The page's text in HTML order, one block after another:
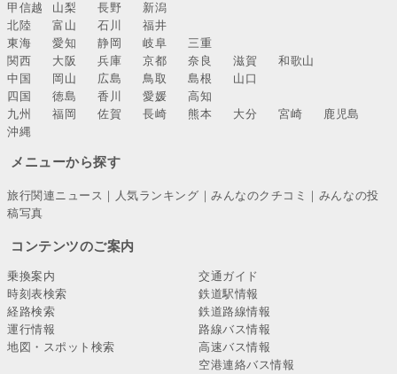
甲信越
山梨 長野
新潟
北陸
富山 石川
福井
東海
愛知 静岡 岐阜
三重
関西
大阪 兵庫 京都 奈良 滋賀
和歌山
中国
岡山 広島 鳥取 島根
山口
四国
徳島 香川 愛媛
高知
九州
福岡 佐賀 長崎 熊本 大分 宮崎
鹿児島
沖縄
メニューから探す
旅行関連ニュース ｜ 人気ランキング ｜みんなのクチコミ ｜ みんなの投
稿写真
コンテンツのご案内
乗換案内
時刻表検索
経路検索
運行情報
地図・スポット検索
交通ガイド
鉄道駅情報
鉄道路線情報
路線バス情報
高速バス情報
空港連絡バス情報